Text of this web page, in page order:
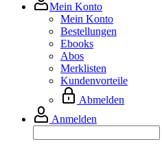
Mein Konto
Mein Konto
Bestellungen
Ebooks
Abos
Merklisten
Kundenvorteile
Abmelden
Anmelden